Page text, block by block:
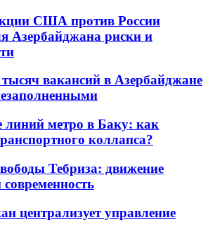
США против России
Азербайджана риски и
вакансий в Азербайджане
линий метро в Баку: как
коллапса?
Тебриза: движение
централизует управление